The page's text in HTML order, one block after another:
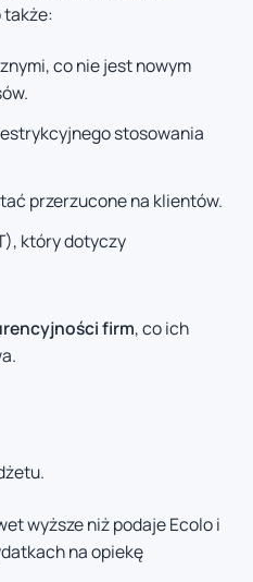
także:
co nie jest nowym
stosowania
przerzucone na klientów.
który dotyczy
firm, co ich
wyższe niż podaje Ecolo i
na opiekę